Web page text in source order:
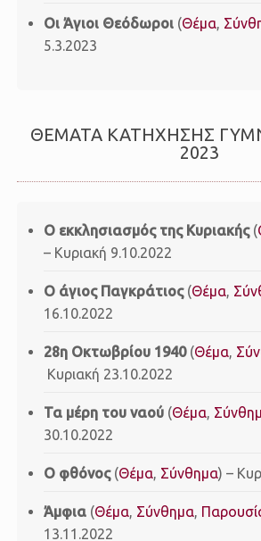
Οι Άγιοι Θεόδωροι (Θέμα,
5.3.2023
ΘΕΜΑΤΑ ΚΑΤΗΧΗΣΗΣ
2023
O εκκλησιασμός της Κυριακής (
– Κυριακή 9.10.2022
Ο άγιος Παγκράτιος(Θέμα,
16.10.2022
28η Οκτωβρίου 1940(Θέμα,
Κυριακή 23.10.2022
Τα μέρη του ναού (Θέμα,
30.10.2022
O φθόνος (Θέμα, Σύνθημα) –
Άμφια (Θέμα, Σύνθημα,
13.11.2022